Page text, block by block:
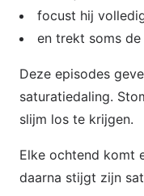
focust hij
en trekt soms
Deze episodes
saturatiedaling.
slijm los te krijgen.
Elke ochtend komt
daarna stijgt zijn